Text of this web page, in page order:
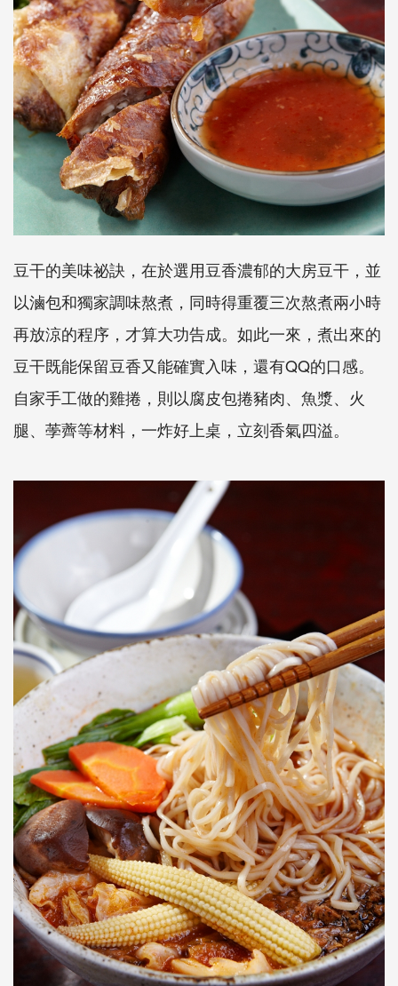
豆干的美味祕訣，在於選用豆香濃郁的大房豆干，並
以滷包和獨家調味熬煮，同時得重覆三次熬煮兩小時
再放涼的程序，才算大功告成。如此一來，煮出來的
豆干既能保留豆香又能確實入味，還有QQ的口感。
自家手工做的雞捲，則以腐皮包捲豬肉、魚漿、火
腿、荸薺等材料，一炸好上桌，立刻香氣四溢。